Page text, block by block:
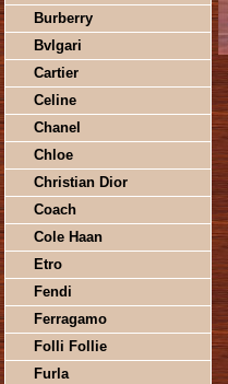
Burberry
Bvlgari
Cartier
Celine
Chanel
Chloe
Christian Dior
Coach
Cole Haan
Etro
Fendi
Ferragamo
Folli Follie
Furla